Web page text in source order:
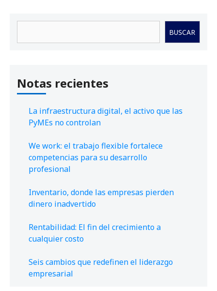
BUSCAR
Notas recientes
La infraestructura digital, el activo que las
PyMEs no controlan
We work: el trabajo flexible fortalece
competencias para su desarrollo
profesional
Inventario, donde las empresas pierden
dinero inadvertido
Rentabilidad: El fin del crecimiento a
cualquier costo
Seis cambios que redefinen el liderazgo
empresarial